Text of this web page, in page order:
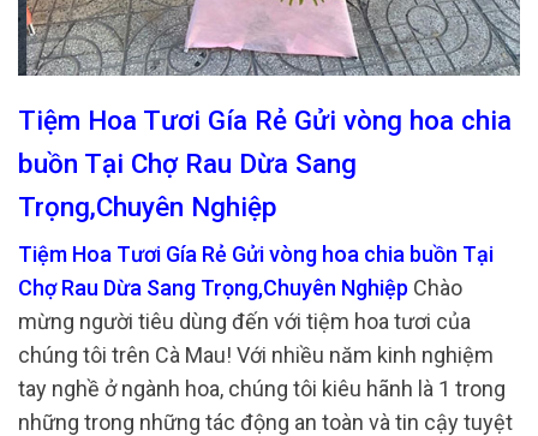
Tiệm Hoa Tươi Gía Rẻ Gửi vòng hoa chia
buồn Tại Chợ Rau Dừa Sang
Trọng,Chuyên Nghiệp
Tiệm Hoa Tươi Gía Rẻ Gửi vòng hoa chia buồn Tại
Chợ Rau Dừa Sang Trọng,Chuyên Nghiệp Chào
mừng người tiêu dùng đến với tiệm hoa tươi của
chúng tôi trên Cà Mau! Với nhiều năm kinh nghiệm
tay nghề ở ngành hoa, chúng tôi kiêu hãnh là 1 trong
những trong những tác động an toàn và tin cậy tuyệt